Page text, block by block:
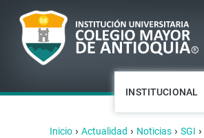
INSTITUCIONAL
Inicio › Actualidad › Noticias › SGI ›